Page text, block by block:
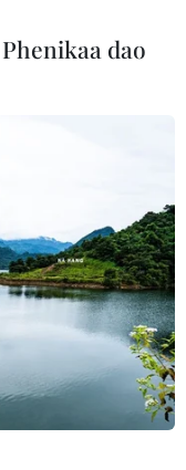
văn hóa thế giới
tài tử Nam Bộ
dao